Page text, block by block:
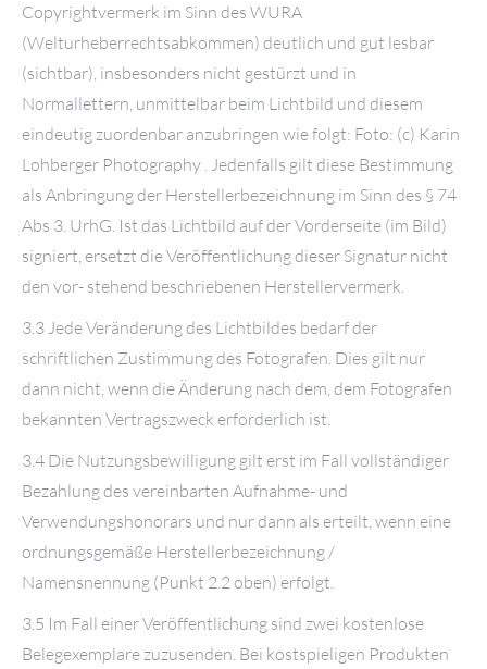
Copyrightvermerk im Sinn des WURA
(Welturheberrechtsabkommen) deutlich und gut lesbar
(sichtbar), insbesonders nicht gestürzt und in
Normallettern, unmittelbar beim Lichtbild und diesem
eindeutig zuordenbar anzubringen wie folgt: Foto: (c) Karin
Lohberger Photography . Jedenfalls gilt diese Bestimmung
als Anbringung der Herstellerbezeichnung im Sinn des § 74
Abs 3. UrhG. Ist das Lichtbild auf der Vorderseite (im Bild)
signiert, ersetzt die Veröffentlichung dieser Signatur nicht
den vor- stehend beschriebenen Herstellervermerk.
3.3 Jede Veränderung des Lichtbildes bedarf der
schriftlichen Zustimmung des Fotografen. Dies gilt nur
dann nicht, wenn die Änderung nach dem, dem Fotografen
bekannten Vertragszweck erforderlich ist.
3.4 Die Nutzungsbewilligung gilt erst im Fall vollständiger
Bezahlung des vereinbarten Aufnahme- und
Verwendungshonorars und nur dann als erteilt, wenn eine
ordnungsgemäße Herstellerbezeichnung /
Namensnennung (Punkt 2.2 oben) erfolgt.
3.5 Im Fall einer Veröffentlichung sind zwei kostenlose
Belegexemplare zuzusenden. Bei kostspieligen Produkten